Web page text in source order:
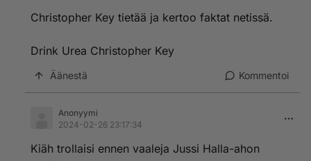
Christopher Key tietää ja kertoo faktat netissä.
Drink Urea Christopher Key
Äänestä Kommentoi
Anonyymi
2024-02-26 23:17:34
Kiäh trollaisi ennen vaaleja Jussi Halla-ahon